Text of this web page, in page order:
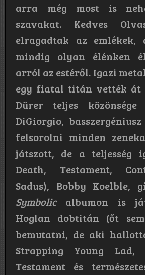
arra még most is
szavakat. Kedves
elragadtak az emlékek,
mindig olyan élénken
arról az estéről. Igazi
egy fiatal titán vették át
Dürer teljes
DiGiorgio,
felsorolni minden
játszott, de a teljesség
Death, Testament,
Sadus), Bobby Koelble,
Symbolicalbumon is
Hoglan dobtitán (őt
bemutatni, de aki
Strapping Young Lad,
Testament és